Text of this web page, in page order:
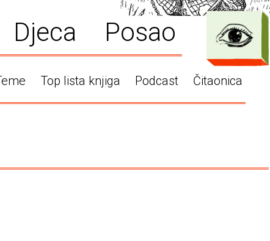
Djeca Posao
Top lista knjiga Podcast Čitaonica